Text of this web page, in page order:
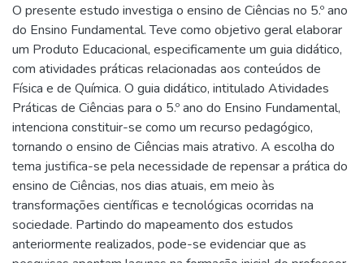
O presente estudo investiga o ensino de Ciências no 5.º ano
do Ensino Fundamental. Teve como objetivo geral elaborar
um Produto Educacional, especificamente um guia didático,
com atividades práticas relacionadas aos conteúdos de
Física e de Química. O guia didático, intitulado Atividades
Práticas de Ciências para o 5.º ano do Ensino Fundamental,
intenciona constituir-se como um recurso pedagógico,
tornando o ensino de Ciências mais atrativo. A escolha do
tema justifica-se pela necessidade de repensar a prática do
ensino de Ciências, nos dias atuais, em meio às
transformações científicas e tecnológicas ocorridas na
sociedade. Partindo do mapeamento dos estudos
anteriormente realizados, pode-se evidenciar que as